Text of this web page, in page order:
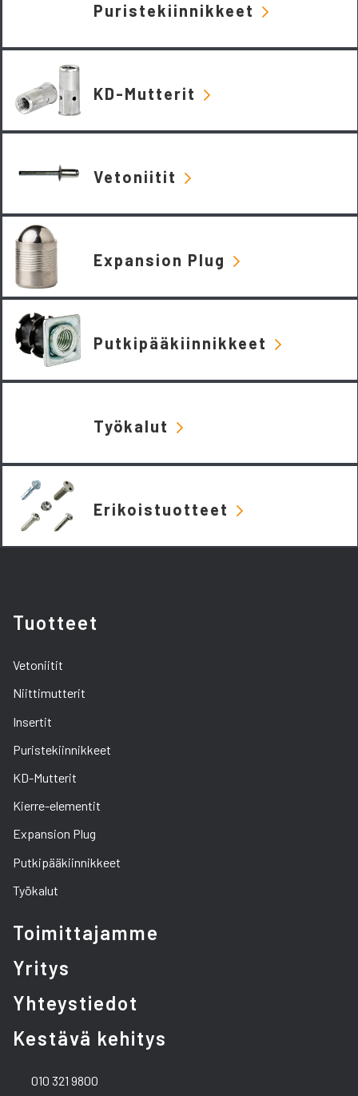
Puristekiinnikkeet
KD-Mutterit
Vetoniitit
Expansion Plug
Putkipääkiinnikkeet
Työkalut
Erikoistuotteet
Tuotteet
Vetoniitit
Niittimutterit
Insertit
Puristekiinnikkeet
KD-Mutterit
Kierre-elementit
Expansion Plug
Putkipääkiinnikkeet
Työkalut
Toimittajamme
Yritys
Yhteystiedot
Kestävä kehitys
010 321 9800